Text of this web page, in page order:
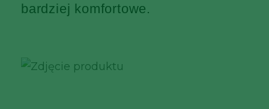
bardziej komfortowe.